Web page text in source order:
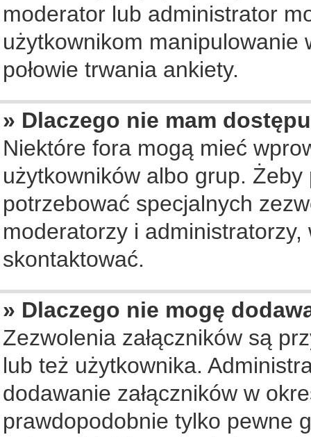
moderator lub administrator
użytkownikom
połowie trwania ankiety.
» Dlaczego nie mam
Niektóre fora mogą mieć
użytkowników albo grup.
potrzebować specjalnych
moderatorzy i
skontaktować.
» Dlaczego nie mogę
Zezwolenia załączników są
lub też użytkownika.
dodawanie załączników w
prawdopodobnie tylko pewne